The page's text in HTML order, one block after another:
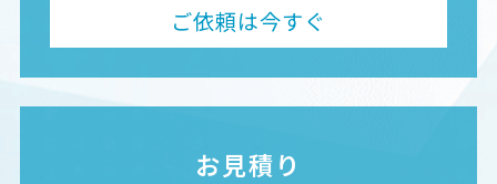
ご依頼は今すぐ
お見積り